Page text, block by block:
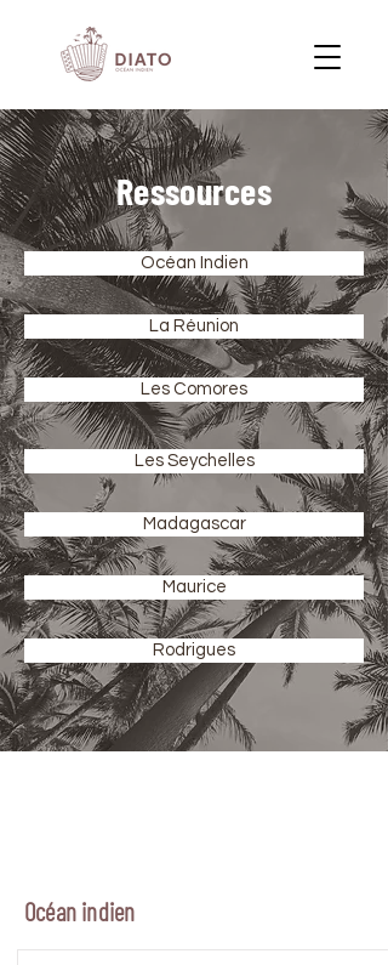
Ressources
Océan Indien
La Réunion
Les Comores
Les Seychelles
Madagascar
Maurice
Rodrigues
Océan indien